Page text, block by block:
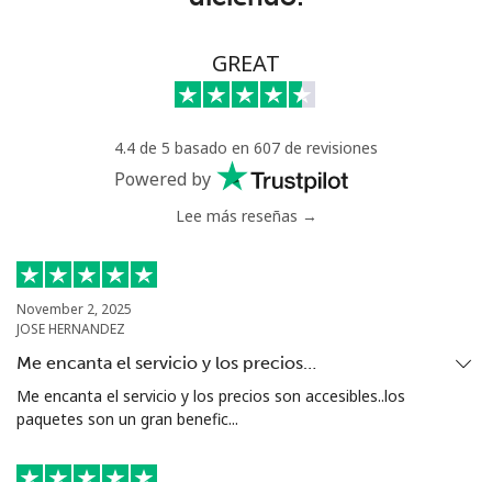
GREAT
4.4 de 5 basado en 607 de revisiones
Powered by
Lee más reseñas →
November 2, 2025
JOSE HERNANDEZ
Me encanta el servicio y los precios…
Me encanta el servicio y los precios son accesibles..los
paquetes son un gran benefic...